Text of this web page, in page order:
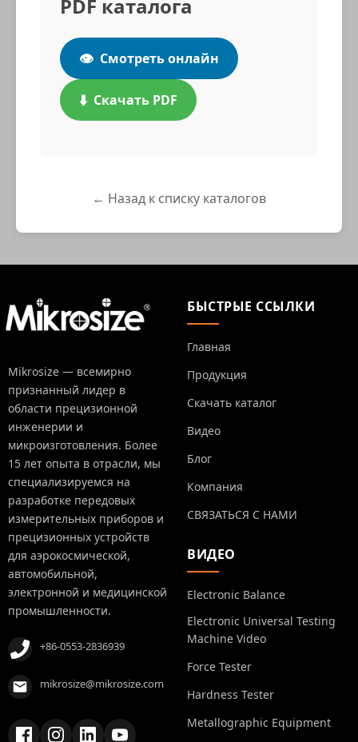
PDF каталога
👁️ Смотреть онлайн
⬇️ Скачать PDF
← Назад к списку каталогов
Mikrosize — всемирно
признанный лидер в
области прецизионной
инженерии и
микроизготовления. Более
15 лет опыта в отрасли, мы
специализируемся на
разработке передовых
измерительных приборов и
прецизионных устройств
для аэрокосмической,
автомобильной,
электронной и медицинской
промышленности.
+86-0553-2836939
mikrosize@mikrosize.com
БЫСТРЫЕ ССЫЛКИ
Главная
Продукция
Скачать каталог
Видео
Блог
Компания
СВЯЗАТЬСЯ С НАМИ
ВИДЕО
Electronic Balance
Electronic Universal Testing
Machine Video
Force Tester
Hardness Tester
Metallographic Equipment